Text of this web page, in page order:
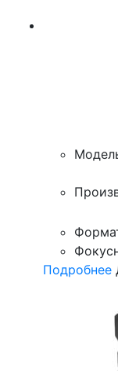
Подробнее